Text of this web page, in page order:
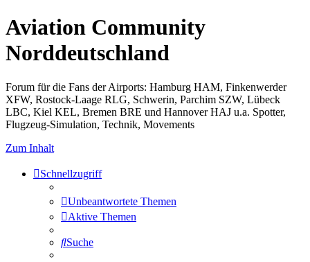
Aviation Community
Norddeutschland
Forum für die Fans der Airports: Hamburg HAM, Finkenwerder
XFW, Rostock-Laage RLG, Schwerin, Parchim SZW, Lübeck
LBC, Kiel KEL, Bremen BRE und Hannover HAJ u.a. Spotter,
Flugzeug-Simulation, Technik, Movements
Zum Inhalt
Schnellzugriff
Unbeantwortete Themen
Aktive Themen
Suche